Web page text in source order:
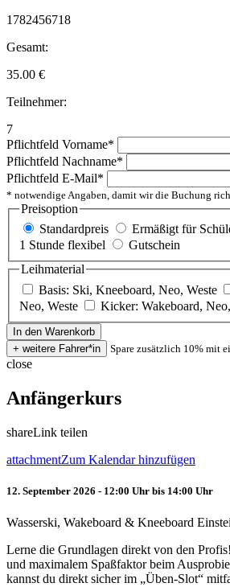
1782456718
Gesamt:
35.00 €
Teilnehmer:
7
Pflichtfeld Vorname*
Pflichtfeld Nachname*
Pflichtfeld E-Mail*
* notwendige Angaben, damit wir die Buchung
Preisoption
Standardpreis
Ermäßigt für
1 Stunde flexibel
Gutschein
Leihmaterial
Basis: Ski, Kneeboard, Neo, Weste
Neo, Weste
Kicker: Wakeboard,
Spare zusätzlich 10% mit
close
Anfängerkurs
shareLink teilen
attachmentZum Kalendar hinzufügen
12. September 2026 - 12:00 Uhr bis 14:00 Uhr
Wasserski, Wakeboard & Kneeboard
Lerne die Grundlagen direkt von den
und maximalem Spaßfaktor beim
kannst du direkt sicher im „Üben-Slot“